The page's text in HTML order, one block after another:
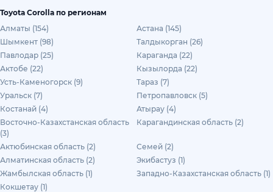
Toyota Corolla по регионам
Алматы (154)
Астана (145)
Шымкент (98)
Талдыкорган (26)
Павлодар (25)
Караганда (22)
Актобе (22)
Кызылорда (22)
Усть-Каменогорск (9)
Тараз (7)
Уральск (7)
Петропавловск (5)
Костанай (4)
Атырау (4)
Восточно-Казахстанская область
(3)
Карагандинская область (2)
Актюбинская область (2)
Семей (2)
Алматинская область (2)
Экибастуз (1)
Жамбылская область (1)
Западно-Казахстанская область (1)
Кокшетау (1)